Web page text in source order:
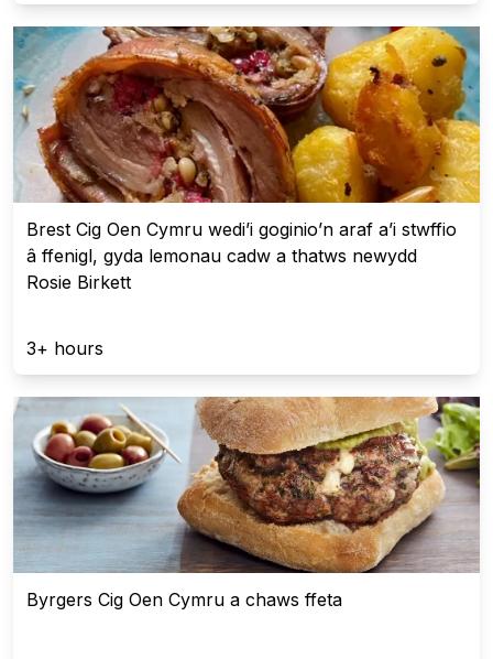
Brest Cig Oen Cymru wedi’i goginio’n araf a’i stwffio
â ffenigl, gyda lemonau cadw a thatws newydd
Rosie Birkett
3+ hours
Byrgers Cig Oen Cymru a chaws ffeta